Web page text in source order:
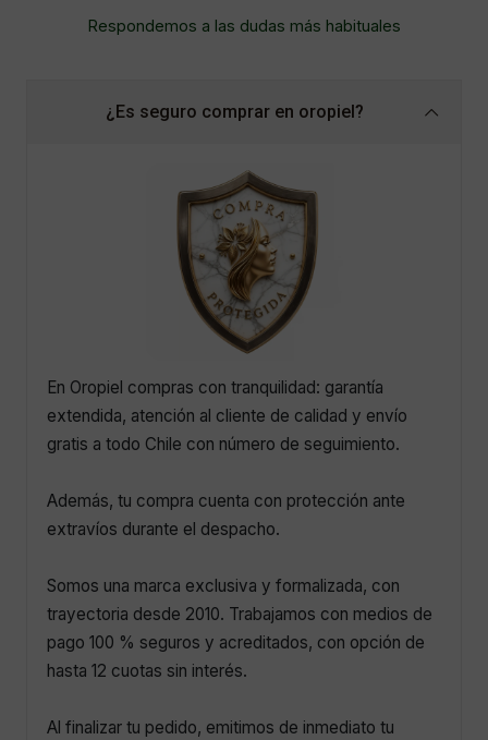
Respondemos a las dudas más habituales
¿Es seguro comprar en oropiel?
En Oropiel compras con tranquilidad: garantía
extendida, atención al cliente de calidad y envío
gratis a todo Chile con número de seguimiento.
Además, tu compra cuenta con protección ante
extravíos durante el despacho.
Somos una marca exclusiva y formalizada, con
trayectoria desde 2010. Trabajamos con medios de
pago 100 % seguros y acreditados, con opción de
hasta 12 cuotas sin interés.
Al finalizar tu pedido, emitimos de inmediato tu